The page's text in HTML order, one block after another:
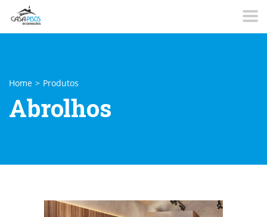
Home > Produtos
Abrolhos